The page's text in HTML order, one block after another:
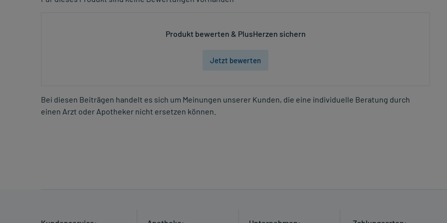
Produkt bewerten & PlusHerzen sichern
Jetzt bewerten
Bei diesen Beiträgen handelt es sich um Meinungen unserer Kunden, die eine individuelle Beratung durch
einen Arzt oder Apotheker nicht ersetzen können.